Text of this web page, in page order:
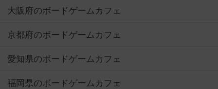
大阪府のボードゲームカフェ
京都府のボードゲームカフェ
愛知県のボードゲームカフェ
福岡県のボードゲームカフェ